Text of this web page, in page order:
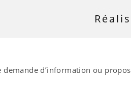
d’information ou